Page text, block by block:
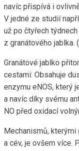
navíc přispívá i
V jedné ze studií
už po čtyřech
z granátového jablka.
Granátové jablko
cestami: Obsahuje
enzymu eNOS, který
a navíc díky svému
NO před oxidací
Mechanismů,
a cév, je ovšem více.